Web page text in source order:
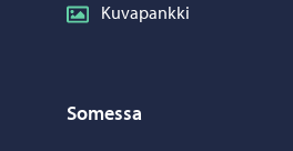
Kuvapankki
Somessa